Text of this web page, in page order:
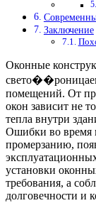
Заключение
Оконные
помещений. От
окон зависит не
тепла внутри
Ошибки во время
промерзанию,
установки
требования, а
долговечности и